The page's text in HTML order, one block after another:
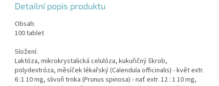
Detailní popis produktu
Obsah:
100 tablet
Složení:
Laktóza, mikrokrystalická celulóza, kukuřičný škrob,
polydextróza, měsíček lékařský (Calendula officinalis) - květ extr.
6 :1 10 mg, slivoň trnka (Prunus spinosa) - nať extr. 12 : 1 10 mg,